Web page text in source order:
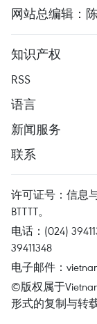
网站总编辑：
知识产权
RSS
语言
新闻服务
联系
许可证号：信息
BTTTT。
电话：(024)
39411348
电子邮件：
©版权属于
形式的复制与转载